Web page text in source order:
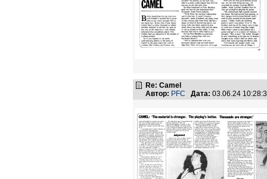
Re: Camel
Автор: PFC Дата: 03.06.24